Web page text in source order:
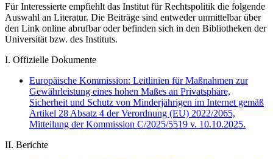
Für Interessierte empfiehlt das Institut für Rechtspolitik die folgende
Auswahl an Literatur. Die Beiträge sind entweder unmittelbar über
den Link online abrufbar oder befinden sich in den Bibliotheken der
Universität bzw. des Instituts.
I. Offizielle Dokumente
Europäische Kommission: Leitlinien für Maßnahmen zur
Gewährleistung eines hohen Maßes an Privatsphäre,
Sicherheit und Schutz von Minderjährigen im Internet gemäß
Artikel 28 Absatz 4 der Verordnung (EU) 2022/2065,
Mitteilung der Kommission C/2025/5519 v. 10.10.2025.
II. Berichte